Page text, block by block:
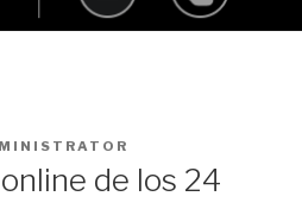
de los 24